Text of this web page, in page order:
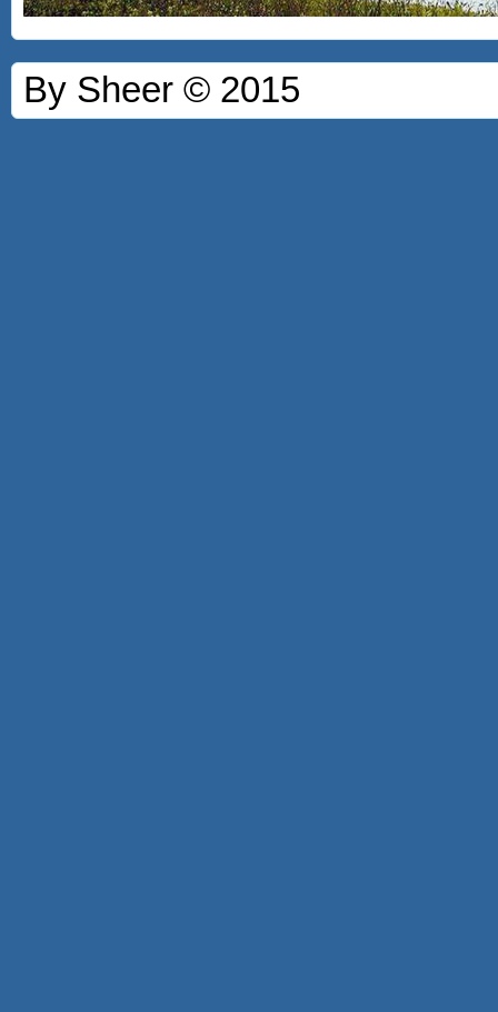
By Sheer © 2015